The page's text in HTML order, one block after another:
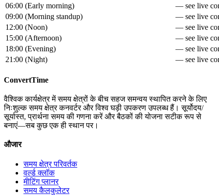
06:00 (Early morning)
— see live
09:00 (Morning standup)
— see live
12:00 (Noon)
— see live
15:00 (Afternoon)
— see live
18:00 (Evening)
— see live
21:00 (Night) — see live
ConvertTime
वैश्विक कार्यक्षेत्र में समय क्षेत्रों के बीच सहज समन्वय स्थापित करने के लिए
निःशुल्क समय क्षेत्र कनवर्टर और विश्व घड़ी उपकरण उपलब्ध हैं। सूर्योदय/
सूर्यास्त, प्रार्थना समय की गणना करें और बैठकों की योजना सटीक रूप से
बनाएं—सब कुछ एक ही स्थान पर।
औजार
समय क्षेत्र परिवर्तक
वर्ल्ड क्लॉक
मीटिंग प्लानर
समय कैलकुलेटर